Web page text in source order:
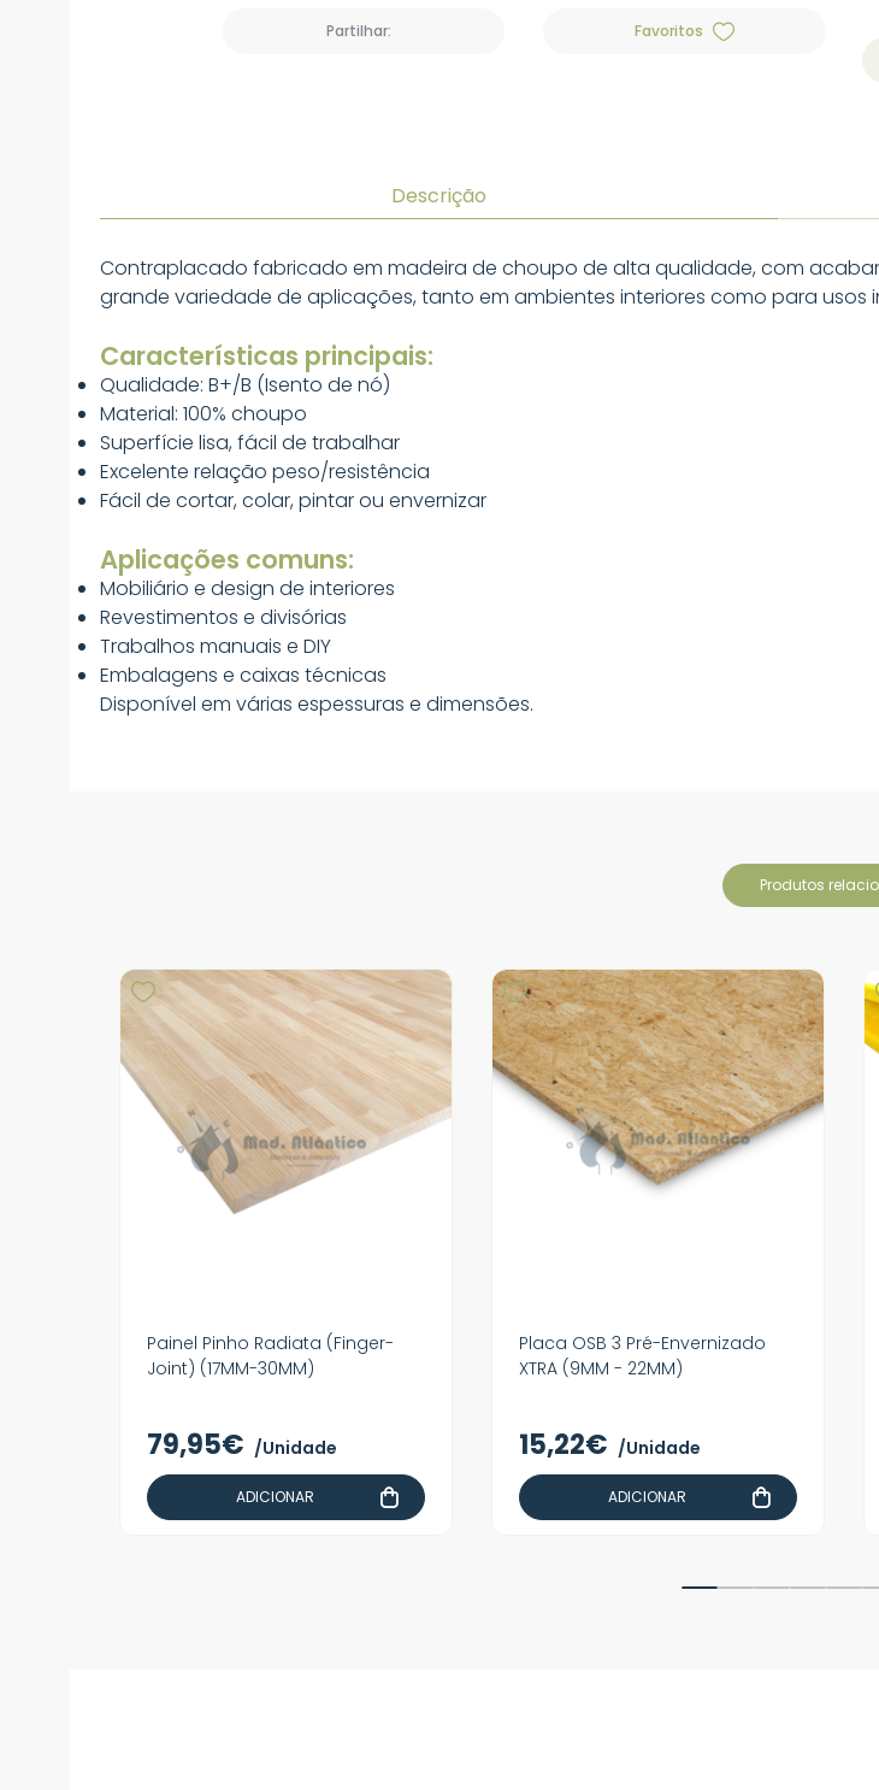
Partilhar: Favoritos
Descrição
Contraplacado fabricado em madeira de choupo de alta qualidade, com
grande variedade de aplicações, tanto em ambientes interiores como para usos
Características principais:
Qualidade: B+/B (Isento de nó)
Material: 100% choupo
Superfície lisa, fácil de trabalhar
Excelente relação peso/resistência
Fácil de cortar, colar, pintar ou envernizar
Aplicações comuns:
Mobiliário e design de interiores
Revestimentos e divisórias
Trabalhos manuais e DIY
Embalagens e caixas técnicas
Disponível em várias espessuras e dimensões.
produtos
Painel Pinho Radiata (Finger-
Joint) (17MM-30MM)
79,95€ /Unidade
ADICIONAR
Placa OSB 3 Pré-Envernizado
XTRA (9MM - 22MM)
15,22€ /Unidade
ADICIONAR